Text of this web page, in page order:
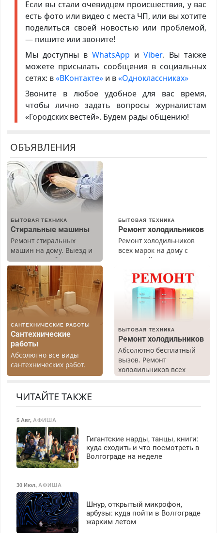
Если вы стали очевидцем происшествия, у вас
есть фото или видео с места ЧП, или вы хотите
поделиться своей новостью или проблемой,
— пишите или звоните!
Мы доступны в WhatsApp иViber. Вы также
можете присылать сообщения в социальных
сетях: в«ВКонтакте»и в«Одноклассниках»
Звоните в любое удобное для вас время,
чтобы лично задать вопросы журналистам
«Городских вестей». Будем рады общению!
ОБЪЯВЛЕНИЯ
БЫТОВАЯ ТЕХНИКА
Стиральные машины
Ремонт стиральных
машин на дому. Выезд и
диагностика бесплатно.
Предусмотрены скидки.
БЫТОВАЯ ТЕХНИКА
Ремонт холодильников
Ремонт холодильников
всех марок на дому с
гарантией. Замена
Недорого. Без выходных.
Все районы. Скидка.
Вызов бесплатный.
САНТЕХНИЧЕСКИЕ РАБОТЫ
Сантехнические
работы
Абсолютно все виды
сантехнических работ.
Быстро. Качественно.
БЫТОВАЯ ТЕХНИКА
Ремонт холодильников
Абсолютно бесплатный
вызов. Ремонт
холодильников всех
марок на дому, с
Пенсионерам – скидки до
ЧИТАЙТЕ ТАКЖЕ
5 Авг, АФИША
Гигантские нарды, танцы, книги:
куда сходить и что посмотреть в
Волгограде на неделе
30 Июл, АФИША
Шнур, открытый микрофон,
арбузы: куда пойти в Волгограде
жарким летом